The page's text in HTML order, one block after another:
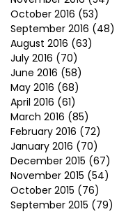
October 2016 (53)
September 2016 (48)
August 2016 (63)
July 2016 (70)
June 2016 (58)
May 2016 (68)
April 2016 (61)
March 2016 (85)
February 2016 (72)
January 2016 (70)
December 2015 (67)
November 2015 (54)
October 2015 (76)
September 2015 (79)